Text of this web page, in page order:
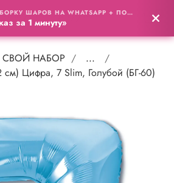
0
НАБОР
...
Цифра, 7 Slim, Голубой (БГ-60)
ПОЛУЧИТЕ ПОДБОРКУ ШАРОВ НА WHATSAPP + ПОДАРОК
за 1 минуту»